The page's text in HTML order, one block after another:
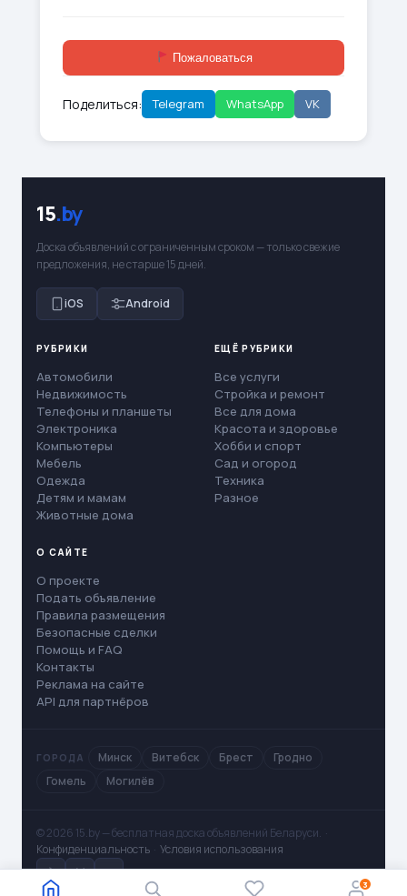
Пожаловаться
Поделиться: Telegram WhatsApp VK
3
15.by
Доска объявлений с ограниченным сроком — только свежие
предложения, не старше 15 дней.
iOS Android
РУБРИКИ
Автомобили
Недвижимость
Телефоны и планшеты
Электроника
Компьютеры
Мебель
Одежда
Детям и мамам
Животные дома
ЕЩЁ РУБРИКИ
Все услуги
Стройка и ремонт
Все для дома
Красота и здоровье
Хобби и спорт
Сад и огород
Техника
Разное
О САЙТЕ
О проекте
Подать объявление
Правила размещения
Безопасные сделки
Помощь и FAQ
Контакты
Реклама на сайте
API для партнёров
ГОРОДА Минск Витебск Брест
Гродно
Гомель
Могилёв
© 2026 15.by — бесплатная доска объявлений Беларуси. ·
Конфиденциальность · Условия использования
✈ V ◻